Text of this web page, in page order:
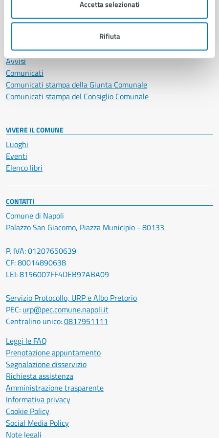
Accetta selezionati
Rifiuta
Notizie
Avvisi
Comunicati
Comunicati stampa della Giunta Comunale
Comunicati stampa del Consiglio Comunale
VIVERE IL COMUNE
Luoghi
Eventi
Elenco libri
CONTATTI
Comune di Napoli
Palazzo San Giacomo, Piazza Municipio - 80133
P. IVA: 01207650639
CF: 80014890638
LEI: 8156007FF4DEB97ABA09
Servizio Protocollo, URP e Albo Pretorio
PEC: urp@pec.comune.napoli.it
Centralino unico:0817951111
Leggi le FAQ
Prenotazione appuntamento
Segnalazione disservizio
Richiesta assistenza
Amministrazione trasparente
Informativa privacy
Cookie Policy
Social Media Policy
Note legali